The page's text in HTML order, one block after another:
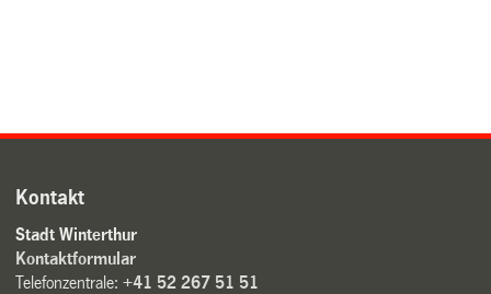
Kontakt
Stadt Winterthur
Kontaktformular
Telefonzentrale:+41 52 267 51 51